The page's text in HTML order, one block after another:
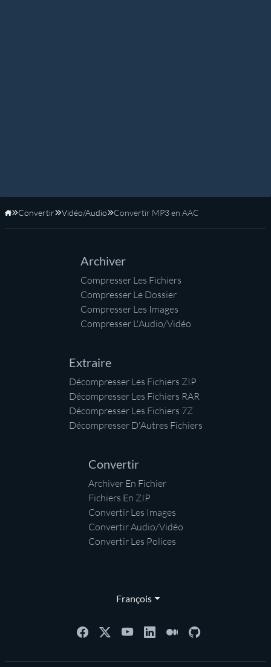
Accueil
Convertir Vidéo/Audio Convertir MP3 en AAC
Archiver
Compresser Les Fichiers
Compresser Le Dossier
Compresser Les Images
Compresser L'Audio/Vidéo
Extraire
Décompresser Les Fichiers ZIP
Décompresser Les Fichiers RAR
Décompresser Les Fichiers 7Z
Décompresser D'Autres Fichiers
Convertir
Archiver En Fichier
Fichiers En ZIP
Convertir Les Images
Convertir Audio/Vidéo
Convertir Les Polices
François